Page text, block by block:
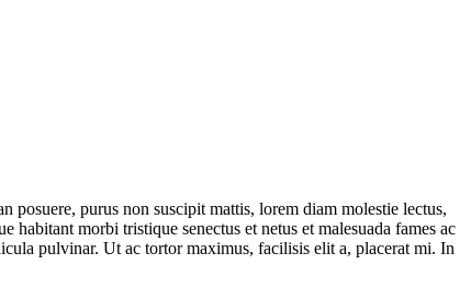
posuere, purus non suscipit mattis, lorem diam molestie lectus,
morbi tristique senectus et netus et malesuada fames ac
pulvinar. Ut ac tortor maximus, facilisis elit a, placerat mi. In